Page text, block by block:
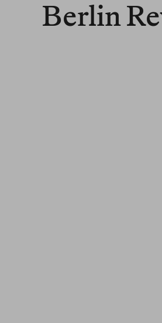
Berlin